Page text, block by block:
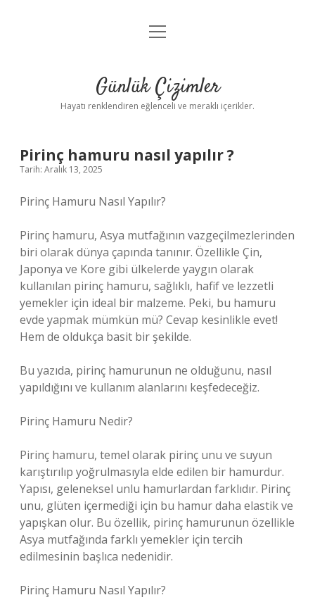
Anasayfa
Yasal Uyarı
menüyü
Günlük Çizimler
Hayatı renklendiren eğlenceli ve meraklı içerikler.
Pirinç hamuru nasıl yapılır ?
Tarih: Aralık 13, 2025
Pirinç Hamuru Nasıl Yapılır?
Pirinç hamuru, Asya mutfağının vazgeçilmezlerinden
biri olarak dünya çapında tanınır. Özellikle Çin,
Japonya ve Kore gibi ülkelerde yaygın olarak
kullanılan pirinç hamuru, sağlıklı, hafif ve lezzetli
yemekler için ideal bir malzeme. Peki, bu hamuru
evde yapmak mümkün mü? Cevap kesinlikle evet!
Hem de oldukça basit bir şekilde.
Bu yazıda, pirinç hamurunun ne olduğunu, nasıl
yapıldığını ve kullanım alanlarını keşfedeceğiz.
Pirinç Hamuru Nedir?
Pirinç hamuru, temel olarak pirinç unu ve suyun
karıştırılıp yoğrulmasıyla elde edilen bir hamurdur.
Yapısı, geleneksel unlu hamurlardan farklıdır. Pirinç
unu, glüten içermediği için bu hamur daha elastik ve
yapışkan olur. Bu özellik, pirinç hamurunun özellikle
Asya mutfağında farklı yemekler için tercih
edilmesinin başlıca nedenidir.
Pirinç Hamuru Nasıl Yapılır?